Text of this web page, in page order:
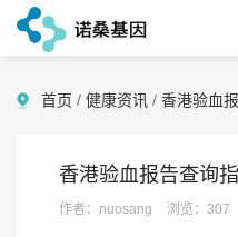
首页 / 健康资讯 / 香港验血
香港验血报告查询
作者：nuosang 浏览：307